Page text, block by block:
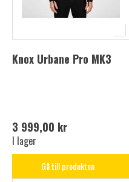
Knox Urbane Pro MK3
3 999,00 kr
I lager
Gå till produkten